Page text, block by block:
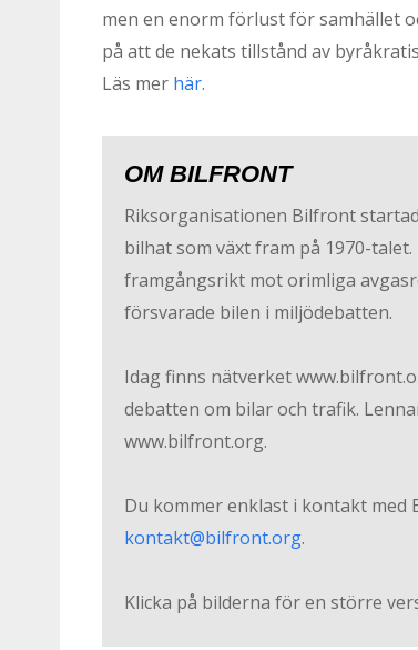
men en enorm förlust för samhället
på att de nekats tillstånd av
Läs mer här.
OM BILFRONT
Riksorganisationen Bilfront
bilhat som växt fram på 1970-
framgångsrikt mot orimliga
försvarade bilen i miljödebatten.
Idag finns nätverket
debatten om bilar och trafik.
www.bilfront.org.
Du kommer enklast i kontakt
kontakt@bilfront.org.
Klicka på bilderna för en större